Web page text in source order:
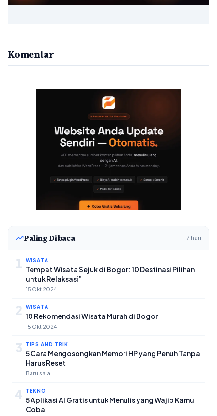
Komentar
Paling Dibaca 7 hari
1 WISATA
Tempat Wisata Sejuk di Bogor: 10 Destinasi Pilihan
untuk Relaksasi”
15 Okt 2024
2 WISATA
10 Rekomendasi Wisata Murah di Bogor
15 Okt 2024
3 TIPS AND TRIK
5 Cara Mengosongkan Memori HP yang Penuh Tanpa
Harus Reset
Baru saja
4 TEKNO
5 Aplikasi AI Gratis untuk Menulis yang Wajib Kamu
Coba